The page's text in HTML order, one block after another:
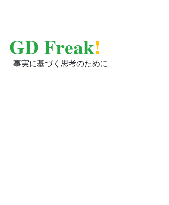
GD Freak!
事実に基づく思考のために